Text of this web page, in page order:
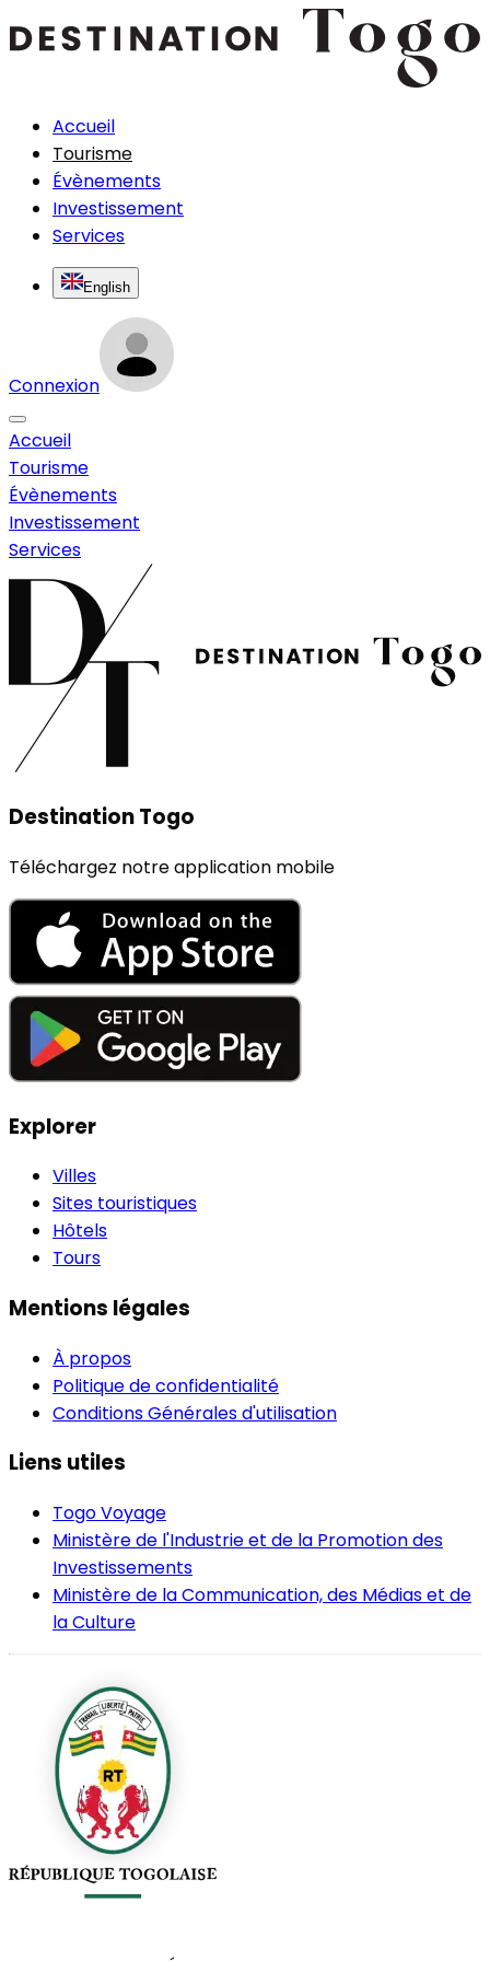
Accueil
Tourisme
Évènements
Investissement
Services
English
Connexion
Accueil
Tourisme
Évènements
Investissement
Services
Destination Togo
Téléchargez notre application mobile
Explorer
Villes
Sites touristiques
Hôtels
Tours
Mentions légales
À propos
Politique de confidentialité
Conditions Générales d'utilisation
Liens utiles
Togo Voyage
Ministère de l'Industrie et de la Promotion des
Investissements
Ministère de la Communication, des Médias et de
la Culture